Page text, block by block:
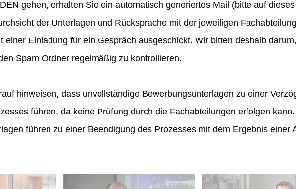
gehen, erhalten Sie ein automatisch generiertes Mail (bitte auf
der Unterlagen und Rücksprache mit der jeweiligen
einer Einladung für ein Gespräch ausgeschickt. Wir bitten deshalb
Spam Ordner regelmäßig zu kontrollieren.
hinweisen, dass unvollständige Bewerbungsunterlagen zu einer
führen, da keine Prüfung durch die Fachabteilungen erfolgen
führen zu einer Beendigung des Prozesses mit dem Ergebnis einer